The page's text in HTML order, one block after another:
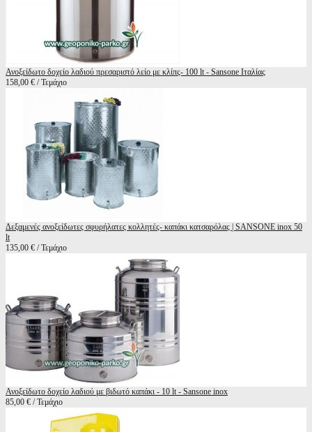
Ανοξείδωτο δοχείο λαδιού πρεσαριστό λείο με κλίπς- 100 lt - Sansone Ιταλίας
158,00 € / Τεμάχιο
Δεξαμενές ανοξείδωτες σφυρήλατες κολλητές- καπάκι κατσαρόλας | SANSONE inox 50
lt
135,00 € / Τεμάχιο
Ανοξείδωτο δοχείο λαδιού με βιδωτό καπάκι - 10 lt - Sansone inox
85,00 € / Τεμάχιο